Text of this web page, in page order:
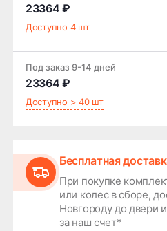
23364 ₽
Доступно 4 шт
Под заказ 9-14 дней
23364 ₽
Доступно > 40 шт
Бесплатная
При покупке
или колес в сборе,
Новгороду до двери
за наш счет*